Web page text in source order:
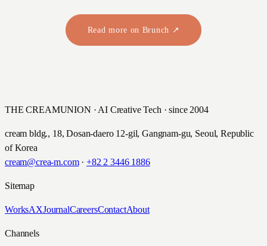
Read more on Brunch ↗
THE CREAMUNION · AI Creative Tech · since 2004
cream bldg., 18, Dosan-daero 12-gil, Gangnam-gu, Seoul, Republic
of Korea
cream@crea-m.com· +82 2 3446 1886
Sitemap
WorksAXJournalCareersContactAbout
Channels